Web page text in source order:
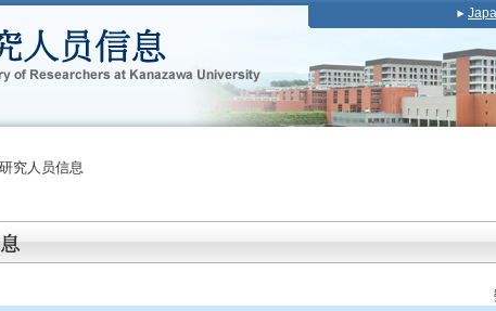
研究人员信息